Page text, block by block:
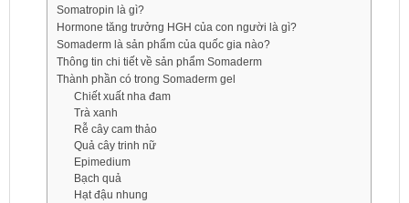
Somatropin là gì?
Hormone tăng trưởng HGH của con người là gì?
Somaderm là sản phẩm của quốc gia nào?
Thông tin chi tiết về sản phẩm Somaderm
Thành phần có trong Somaderm gel
Chiết xuất nha đam
Trà xanh
Rễ cây cam thảo
Quả cây trinh nữ
Epimedium
Bạch quả
Hạt đậu nhung